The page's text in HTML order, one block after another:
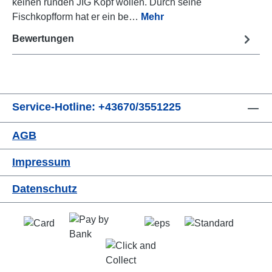
Fischkopfform hat er ein be… Mehr
Bewertungen
Service-Hotline: +43670/3551225
AGB
Impressum
Datenschutz